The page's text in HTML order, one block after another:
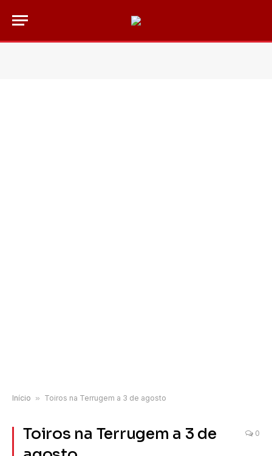
Início » Toiros na Terrugem a 3 de agosto
Toiros na Terrugem a 3 de
0